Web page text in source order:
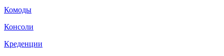
Комоды
Консоли
Креденции